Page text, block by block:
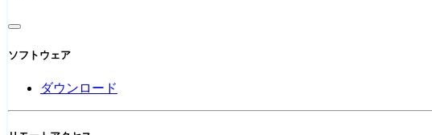
ソフトウェア
ダウンロード